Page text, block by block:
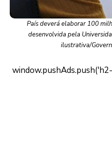
País deverá elaborar 100
desenvolvida pela
ilustrativa/